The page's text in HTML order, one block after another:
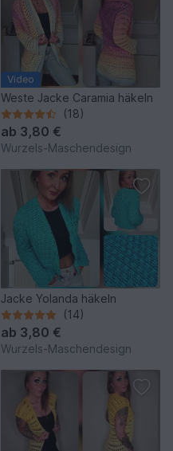
Video
Weste Jacke Caramia häkeln
(18)
ab 3,80 €
Wurzels-Maschendesign
Jacke Yolanda häkeln
(14)
ab 3,80 €
Wurzels-Maschendesign